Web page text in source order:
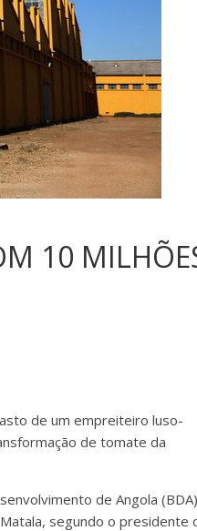
10
de um empreiteiro luso-
de tomate da
de Angola (BDA)
segundo o presidente